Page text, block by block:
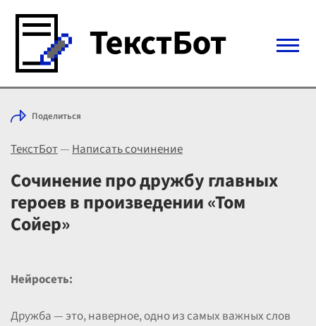
Войти с Telegram
Выбрать режим
Цены
Поделиться
ТекстБот—Написать сочинение
Сочинение про дружбу главных
героев в произведении «Том
Сойер»
Нейросеть:
Дружба — это, наверное, одно из самых важных слов